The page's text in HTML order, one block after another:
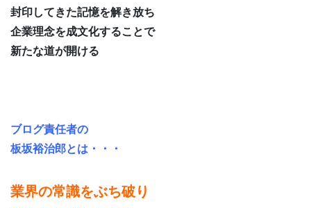
封印してきた記憶を解き放ち
企業理念を成文化することで
新たな道が開ける
ブログ責任者の
板坂裕治郎とは・・・
業界の常識をぶち破り